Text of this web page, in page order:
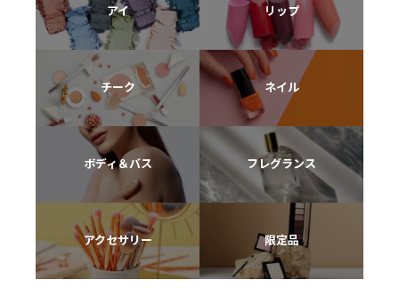
アイ リップ
チーク ネイル
ボディ＆バス フレグランス
アクセサリー 限定品